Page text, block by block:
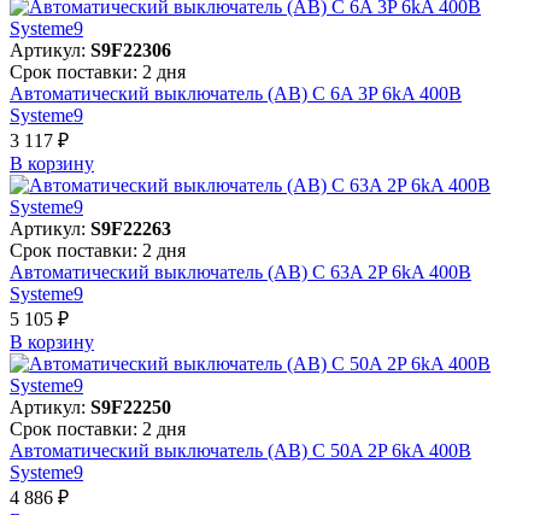
Артикул: S9F22306
Срок поставки: 2 дня
Автоматический выключатель (АВ) C 6A 3P 6kA 400В
Systeme9
3 117 ₽
В корзинy
Артикул: S9F22263
Срок поставки: 2 дня
Автоматический выключатель (АВ) C 63A 2P 6kA 400В
Systeme9
5 105 ₽
В корзинy
Артикул: S9F22250
Срок поставки: 2 дня
Автоматический выключатель (АВ) C 50A 2P 6kA 400В
Systeme9
4 886 ₽